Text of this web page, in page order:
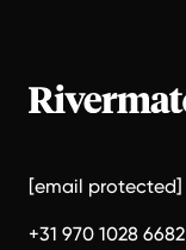
[email protected]
+31 970 1028 6682